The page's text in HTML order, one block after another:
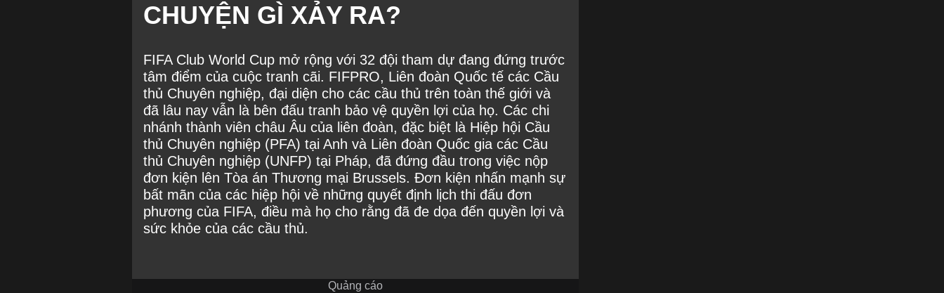
CHUYỆN GÌ XẢY RA?
FIFA Club World Cup mở rộng với 32 đội tham dự đang đứng trước
tâm điểm của cuộc tranh cãi. FIFPRO, Liên đoàn Quốc tế các Cầu
thủ Chuyên nghiệp, đại diện cho các cầu thủ trên toàn thế giới và
đã lâu nay vẫn là bên đấu tranh bảo vệ quyền lợi của họ. Các chi
nhánh thành viên châu Âu của liên đoàn, đặc biệt là Hiệp hội Cầu
thủ Chuyên nghiệp (PFA) tại Anh và Liên đoàn Quốc gia các Cầu
thủ Chuyên nghiệp (UNFP) tại Pháp, đã đứng đầu trong việc nộp
đơn kiện lên Tòa án Thương mại Brussels. Đơn kiện nhấn mạnh sự
bất mãn của các hiệp hội về những quyết định lịch thi đấu đơn
phương của FIFA, điều mà họ cho rằng đã đe dọa đến quyền lợi và
sức khỏe của các cầu thủ.
Quảng cáo